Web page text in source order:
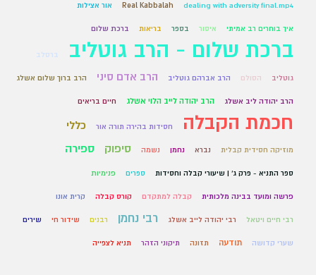
dealing with adversity final.mp4
Real Kabbalah אור אצילות
איך בוחרים רב אמיתי איסור בספר בריאות ברכת שלום
ברכת שלום - הרב גוטליב ברסלב
גוטליב הסולם הרב אברהם גוטליב הרב אדם סיני הרב ברוך שלום אשלג
הרב יהודה ליב אשלג הרב יהודה לייב הלוי אשלג חיים בריאים
חכמת הקבלה חסידות בהירה תורה אור כללי
מוזיקה חסידית קבלית נברא נחמן נשמה סיפוק ספירה
ספר התניא - פרק ג' | שיעורי קבלה וחסידות ספרים פנימיות
פרשה ומועד בבינה מלכותית קבלה למתקדם קורס קבלה קרית אונו
רבי חיים ויטאל רבי יהודה לייב אשלג רבי נחמן רבנים שידור חי שירים
שערי קדושה תודעה תזונה תיקוני הזהר תניא לצפייה